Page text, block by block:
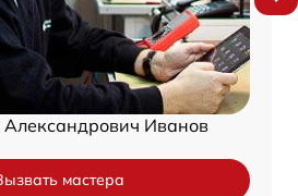
Александрович Иванов
мастера